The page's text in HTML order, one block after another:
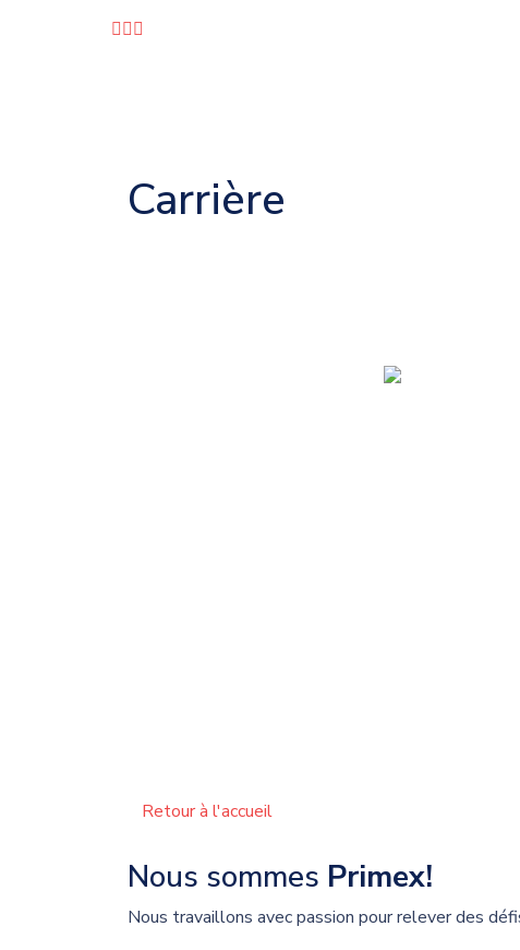
Carrière
Retour à l'accueil
Nous sommes Primex!
Nous travaillons avec passion pour relever des